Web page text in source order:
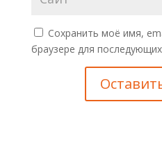
Сохранить моё имя,
браузере для